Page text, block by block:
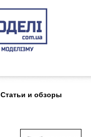
Статьи и обзоры